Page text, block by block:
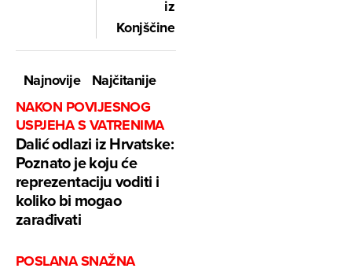
iz
Konjščine
Najnovije
Najčitanije
NAKON POVIJESNOG
USPJEHA S VATRENIMA
Dalić odlazi iz Hrvatske:
Poznato je koju će
reprezentaciju voditi i
koliko bi mogao
zarađivati
POSLANA SNAŽNA